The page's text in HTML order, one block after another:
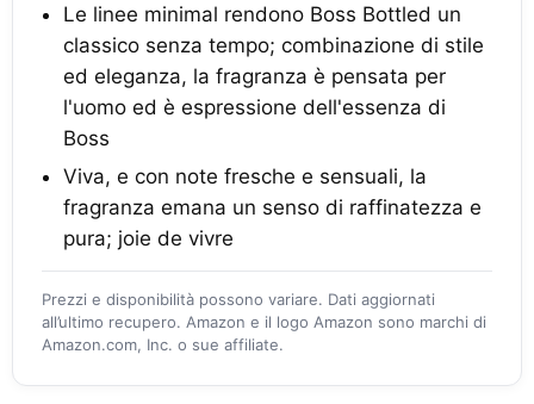
Le linee minimal rendono Boss Bottled un
classico senza tempo; combinazione di stile
ed eleganza, la fragranza è pensata per
l'uomo ed è espressione dell'essenza di
Boss
Viva, e con note fresche e sensuali, la
fragranza emana un senso di raffinatezza e
pura; joie de vivre
Prezzi e disponibilità possono variare. Dati aggiornati
all’ultimo recupero. Amazon e il logo Amazon sono marchi di
Amazon.com, Inc. o sue affiliate.